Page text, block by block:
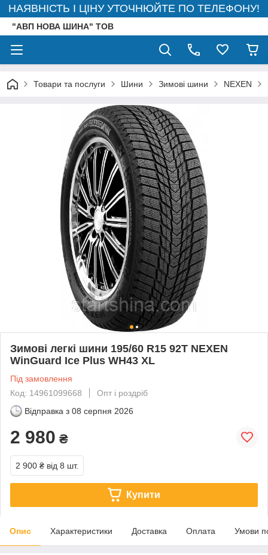
НАЯВНІСТЬ І ЦІНУ УТОЧНЮЙТЕ ПО ТЕЛЕФОНУ!
"АВП НОВА ШИНА" ТОВ
Товари та послуги Шини Зимові шини NEXEN
Зимові легкі шини 195/60 R15 92T NEXEN
WinGuard Ice Plus WH43 XL
Під замовлення
Код: 14961099668
Опт і роздріб
Відправка з 08 серпня 2026
2 980 ₴
2 900 ₴ від 8 шт.
Купити
Опис Характеристики Доставка Оплата Умови